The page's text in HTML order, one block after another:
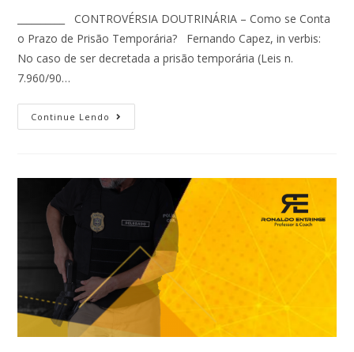
__________ CONTROVÉRSIA DOUTRINÁRIA – Como se Conta
o Prazo de Prisão Temporária? Fernando Capez, in verbis:
No caso de ser decretada a prisão temporária (Leis n.
7.960/90…
Continue Lendo